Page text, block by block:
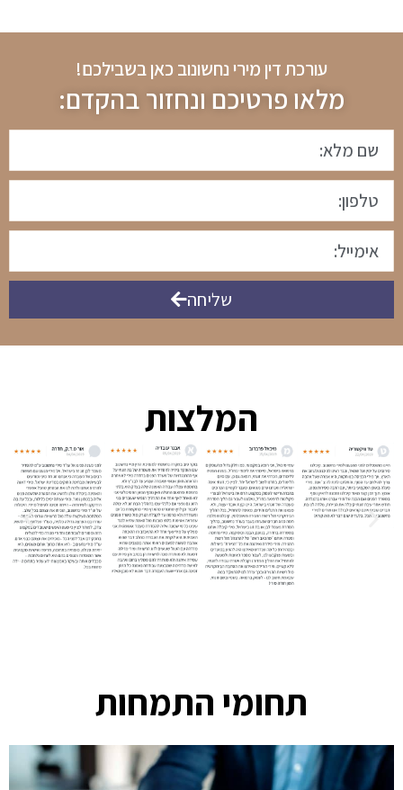
עורכת דין מירי נחשונוב כאן בשבילכם!
מלאו פרטיכם ונחזור בהקדם:
שליחה
המלצות
תחומי התמחות